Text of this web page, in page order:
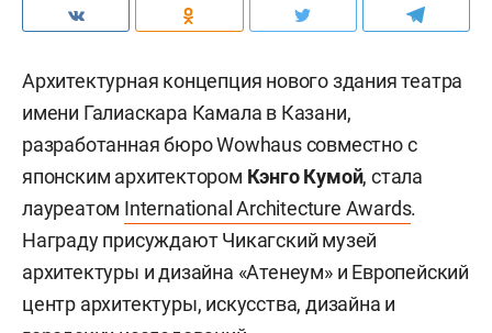
Архитектурная концепция нового здания театра
имени Галиаскара Камала в Казани,
разработанная бюро Wowhaus совместно с
японским архитектором Кэнго Кумой, стала
лауреатом International Architecture Awards.
Награду присуждают Чикагский музей
архитектуры и дизайна «Атенеум» и Европейский
центр архитектуры, искусства, дизайна и